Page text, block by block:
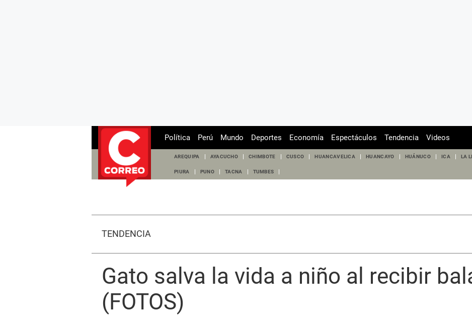
Política Perú Mundo Deportes Economía Espectáculos Tendencia Videos
AREQUIPA AYACUCHO CHIMBOTE CUSCO HUANCAVELICA HUANCAYO HUÁNUCO ICA LA
PIURA PUNO TACNA TUMBES
TENDENCIA
​Gato salva la vida a niño al recibir
(FOTOS)